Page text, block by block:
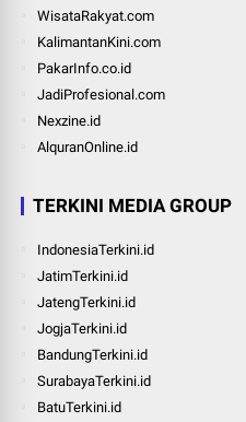
WisataRakyat.com
KalimantanKini.com
PakarInfo.co.id
JadiProfesional.com
Nexzine.id
AlquranOnline.id
TERKINI MEDIA GROUP
IndonesiaTerkini.id
JatimTerkini.id
JatengTerkini.id
JogjaTerkini.id
BandungTerkini.id
SurabayaTerkini.id
BatuTerkini.id